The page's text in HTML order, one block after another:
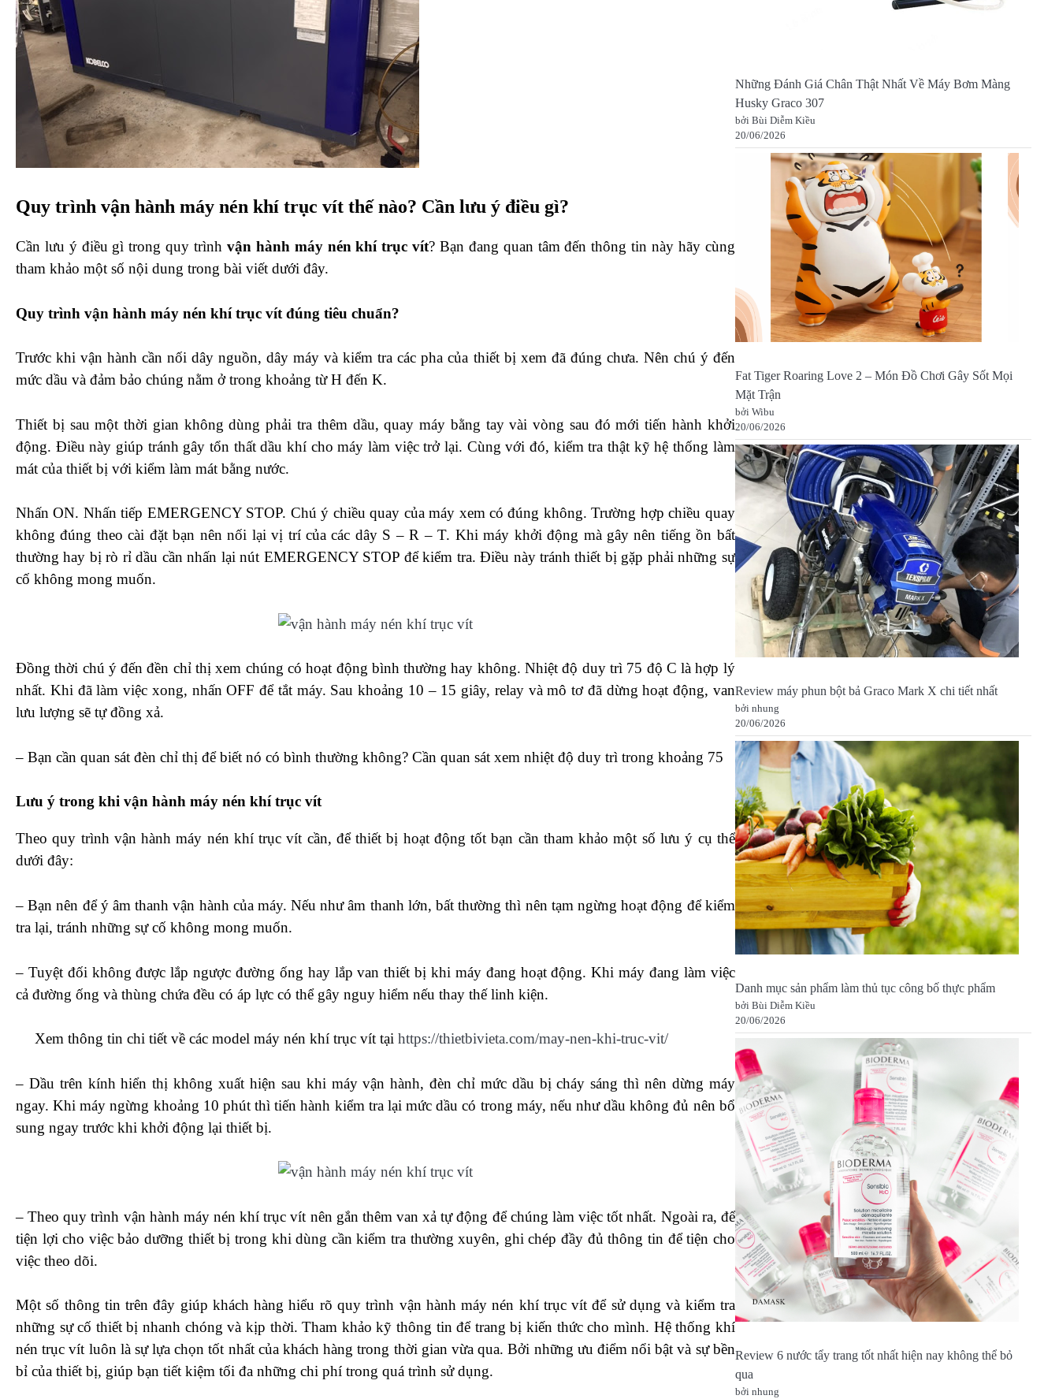
Quy trình vận hành máy nén khí trục vít thế nào? Cần lưu ý điều gì?
Cần lưu ý điều gì trong quy trình vận hành máy nén khí trục vít? Bạn đang quan tâm đến thông tin này hãy cùng
tham khảo một số nội dung trong bài viết dưới đây.
Quy trình vận hành máy nén khí trục vít đúng tiêu chuẩn?
Trước khi vận hành cần nối dây nguồn, dây máy và kiểm tra các pha của thiết bị xem đã đúng chưa. Nên chú ý đến
mức dầu và đảm bảo chúng nằm ở trong khoảng từ H đến K.
Thiết bị sau một thời gian không dùng phải tra thêm dầu, quay máy bằng tay vài vòng sau đó mới tiến hành khởi
động. Điều này giúp tránh gây tổn thất dầu khí cho máy làm việc trở lại. Cùng với đó, kiểm tra thật kỹ hệ thống làm
mát của thiết bị với kiểm làm mát bằng nước.
Nhấn ON. Nhấn tiếp EMERGENCY STOP. Chú ý chiều quay của máy xem có đúng không. Trường hợp chiều quay
không đúng theo cài đặt bạn nên nối lại vị trí của các dây S – R – T. Khi máy khởi động mà gây nên tiếng ồn bất
thường hay bị rò rỉ dầu cần nhấn lại nút EMERGENCY STOP để kiểm tra. Điều này tránh thiết bị gặp phải những sự
cố không mong muốn.
Đồng thời chú ý đến đền chỉ thị xem chúng có hoạt động bình thường hay không. Nhiệt độ duy trì 75 độ C là hợp lý
nhất. Khi đã làm việc xong, nhấn OFF để tắt máy. Sau khoảng 10 – 15 giây, relay và mô tơ đã dừng hoạt động, van
lưu lượng sẽ tự đồng xả.
– Bạn cần quan sát đèn chỉ thị để biết nó có bình thường không? Cần quan sát xem nhiệt độ duy trì trong khoảng 75
Lưu ý trong khi vận hành máy nén khí trục vít
Theo quy trình vận hành máy nén khí trục vít cần, để thiết bị hoạt động tốt bạn cần tham khảo một số lưu ý cụ thể
dưới đây:
– Bạn nên để ý âm thanh vận hành của máy. Nếu như âm thanh lớn, bất thường thì nên tạm ngừng hoạt động để kiểm
tra lại, tránh những sự cố không mong muốn.
– Tuyệt đối không được lắp ngược đường ống hay lắp van thiết bị khi máy đang hoạt động. Khi máy đang làm việc
cả đường ống và thùng chứa đều có áp lực có thể gây nguy hiểm nếu thay thế linh kiện.
Xem thông tin chi tiết về các model máy nén khí trục vít tại https://thietbivieta.com/may-nen-khi-truc-vit/
– Dầu trên kính hiển thị không xuất hiện sau khi máy vận hành, đèn chỉ mức dầu bị cháy sáng thì nên dừng máy
ngay. Khi máy ngừng khoảng 10 phút thì tiến hành kiểm tra lại mức dầu có trong máy, nếu như dầu không đủ nên bổ
sung ngay trước khi khởi động lại thiết bị.
– Theo quy trình vận hành máy nén khí trục vít nên gắn thêm van xả tự động để chúng làm việc tốt nhất. Ngoài ra, để
tiện lợi cho việc bảo dưỡng thiết bị trong khi dùng cần kiểm tra thường xuyên, ghi chép đầy đủ thông tin để tiện cho
việc theo dõi.
Một số thông tin trên đây giúp khách hàng hiểu rõ quy trình vận hành máy nén khí trục vít để sử dụng và kiểm tra
những sự cố thiết bị nhanh chóng và kịp thời. Tham khảo kỹ thông tin để trang bị kiến thức cho mình. Hệ thống khí
nén trục vít luôn là sự lựa chọn tốt nhất của khách hàng trong thời gian vừa qua. Bởi những ưu điểm nổi bật và sự bền
bỉ của thiết bị, giúp bạn tiết kiệm tối đa những chi phí trong quá trình sử dụng.
Những Đánh Giá Chân Thật Nhất Về Máy Bơm Màng
Husky Graco 307
bởi Bùi Diễm Kiều
20/06/2026
Fat Tiger Roaring Love 2 – Món Đồ Chơi Gây Sốt Mọi
Mặt Trận
bởi Wibu
20/06/2026
Review máy phun bột bả Graco Mark X chi tiết nhất
bởi nhung
20/06/2026
Danh mục sản phẩm làm thủ tục công bố thực phẩm
bởi Bùi Diễm Kiều
20/06/2026
Review 6 nước tẩy trang tốt nhất hiện nay không thể bỏ
qua
bởi nhung